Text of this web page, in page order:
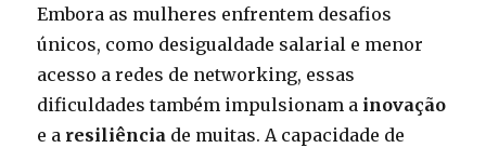
Embora as mulheres enfrentem desafios
únicos, como desigualdade salarial e menor
acesso a redes de networking, essas
dificuldades também impulsionam a inovação
e a resiliência de muitas. A capacidade de